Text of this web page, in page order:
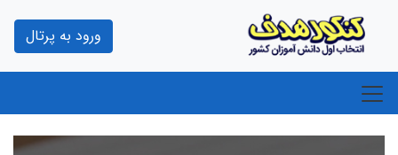
ورود به پرتال